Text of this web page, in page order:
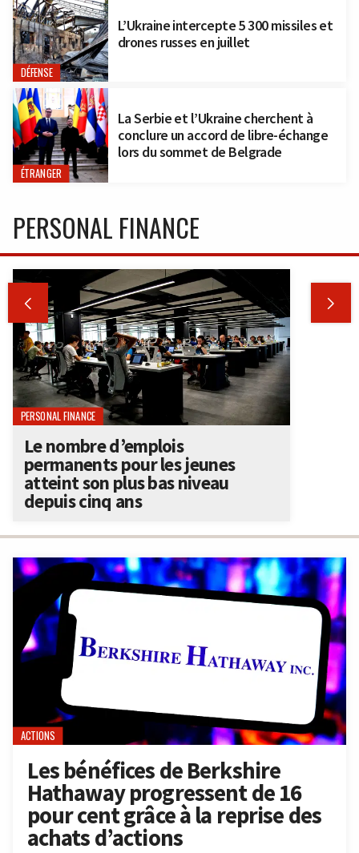
DÉFENSE
L’Ukraine intercepte 5 300 missiles et
drones russes en juillet
ÉTRANGER
La Serbie et l’Ukraine cherchent à
conclure un accord de libre-échange
lors du sommet de Belgrade
ACTIONS
Les bénéfices de Berkshire
Hathaway progressent de 16
pour cent grâce à la reprise des
achats d’actions
PERSONAL FINANCE
 
PERSONAL FINANCE
Le nombre d’emplois
permanents pour les jeunes
atteint son plus bas niveau
depuis cinq ans